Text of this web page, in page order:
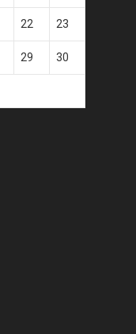
22 23
29 30